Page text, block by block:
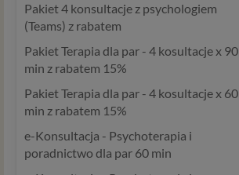
Pakiet 4 konsultacje z psychologiem
(Teams) z rabatem
Pakiet Terapia dla par - 4 kosultacje x 90
min z rabatem 15%
Pakiet Terapia dla par - 4 kosultacje x 60
min z rabatem 15%
e-Konsultacja - Psychoterapia i
poradnictwo dla par 60 min